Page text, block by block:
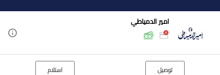
امير الدمياطي
توصيل استلام